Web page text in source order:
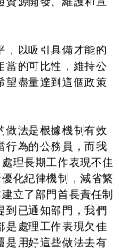
以吸引具備才能的
當的可比性，維持公
望盡量達到這個政策
法是根據機制有效
行為的公務員，而我
理長期工作表現不佳
化紀律機制，減省繁
立了部門首長責任制
到已通知部門，我們
是處理工作表現欠佳
是用好這些做法去有